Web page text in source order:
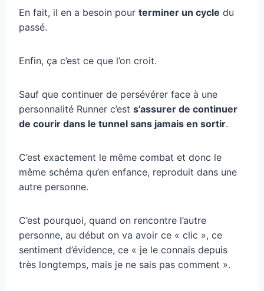
En fait, il en a besoin pour terminer un cycle du
passé.
Enfin, ça c’est ce que l’on croit.
Sauf que continuer de persévérer face à une
personnalité Runner c’est s’assurer de continuer
de courir dans le tunnel sans jamais en sortir.
C’est exactement le même combat et donc le
même schéma qu’en enfance, reproduit dans une
autre personne.
C’est pourquoi, quand on rencontre l’autre
personne, au début on va avoir ce « clic », ce
sentiment d’évidence, ce « je le connais depuis
très longtemps, mais je ne sais pas comment ».